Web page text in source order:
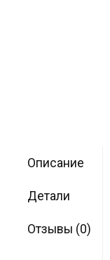
Описание
Детали
Отзывы (0)